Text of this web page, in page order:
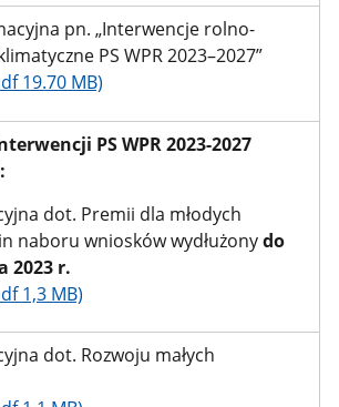
pn. „Interwencje rolno-
PS WPR 2023–2027”
19.70 MB)
PS WPR 2023-2027
dot. Premii dla młodych
naboru wniosków wydłużonydo
2023 r.
1,3 MB)
dot. Rozwoju małych